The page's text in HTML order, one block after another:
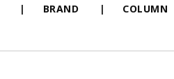
BRAND COLUMN